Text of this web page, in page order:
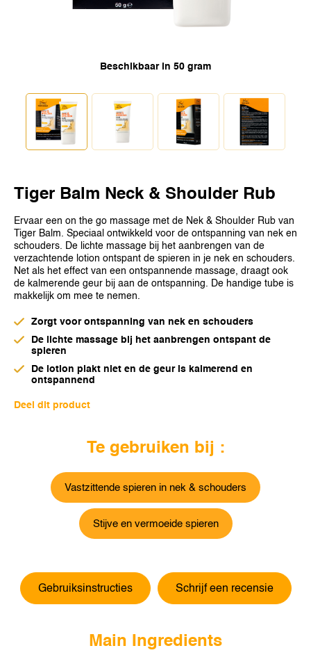
SINGAPORE
UNITED KINGDOM
UNITED STATES
Tiger Balm Neck & Shoulder Rub
Ervaar een on the go massage met de Nek & Shoulder Rub van
Tiger Balm. Speciaal ontwikkeld voor de ontspanning van nek en
schouders. De lichte massage bij het aanbrengen van de
verzachtende lotion ontspant de spieren in je nek en schouders.
Net als het effect van een ontspannende massage, draagt ook
de kalmerende geur bij aan de ontspanning. De handige tube is
makkelijk om mee te nemen.
Zorgt voor ontspanning van nek en schouders
De lichte massage bij het aanbrengen ontspant de
spieren
De lotion plakt niet en de geur is kalmerend en
ontspannend
Deel dit product
Beschikbaar in 50 gram
Te gebruiken bij :
Vastzittende spieren in nek & schouders
Stijve en vermoeide spieren
Gebruiksinstructies Schrijf een recensie
Main Ingredients